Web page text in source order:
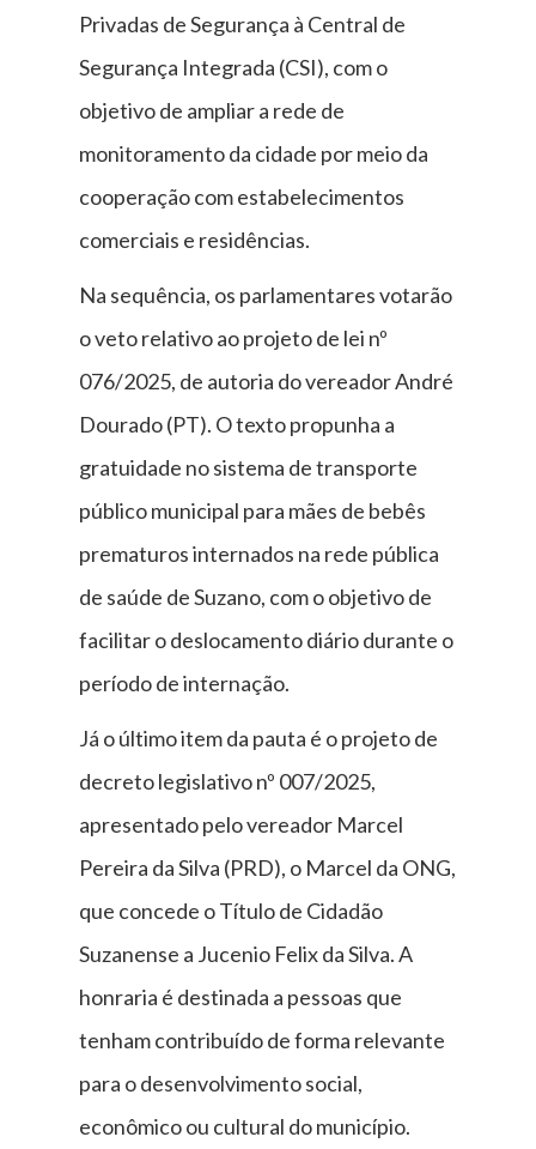
Privadas de Segurança à Central de
Segurança Integrada (CSI), com o
objetivo de ampliar a rede de
monitoramento da cidade por meio da
cooperação com estabelecimentos
comerciais e residências.
Na sequência, os parlamentares votarão
o veto relativo ao projeto de lei nº
076/2025, de autoria do vereador André
Dourado (PT). O texto propunha a
gratuidade no sistema de transporte
público municipal para mães de bebês
prematuros internados na rede pública
de saúde de Suzano, com o objetivo de
facilitar o deslocamento diário durante o
período de internação.
Já o último item da pauta é o projeto de
decreto legislativo nº 007/2025,
apresentado pelo vereador Marcel
Pereira da Silva (PRD), o Marcel da ONG,
que concede o Título de Cidadão
Suzanense a Jucenio Felix da Silva. A
honraria é destinada a pessoas que
tenham contribuído de forma relevante
para o desenvolvimento social,
econômico ou cultural do município.